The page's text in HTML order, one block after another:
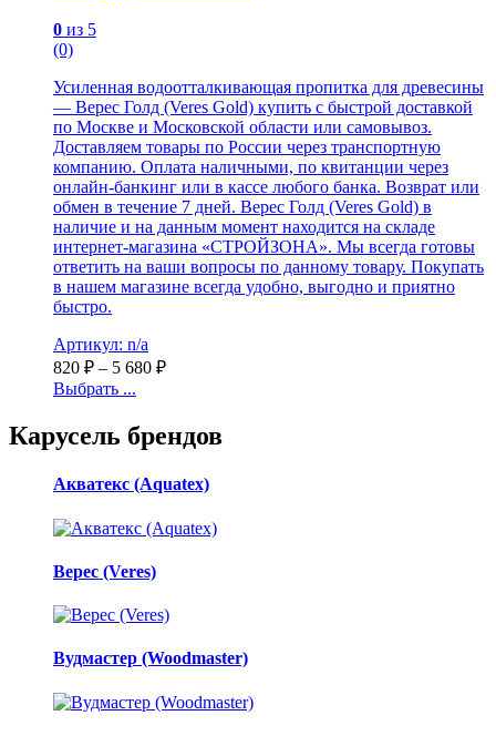
0 из 5
(0)
Усиленная водоотталкивающая пропитка для древесины
— Верес Голд (Veres Gold) купить с быстрой доставкой
по Москве и Московской области или самовывоз.
Доставляем товары по России через транспортную
компанию. Оплата наличными, по квитанции через
онлайн-банкинг или в кассе любого банка. Возврат или
обмен в течение 7 дней. Верес Голд (Veres Gold) в
наличие и на данным момент находится на складе
интернет-магазина «СТРОЙЗОНА». Мы всегда готовы
ответить на ваши вопросы по данному товару. Покупать
в нашем магазине всегда удобно, выгодно и приятно
быстро.
Артикул: n/a
820 ₽ – 5 680 ₽
Выбрать ...
Карусель брендов
Акватекс (Aquatex)
Верес (Veres)
Вудмастер (Woodmaster)